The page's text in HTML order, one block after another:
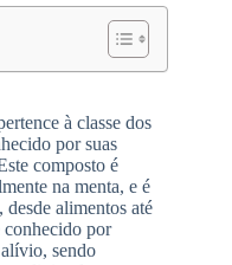
à classe dos
por suas
composto é
na menta, e é
alimentos até
conhecido por
sendo